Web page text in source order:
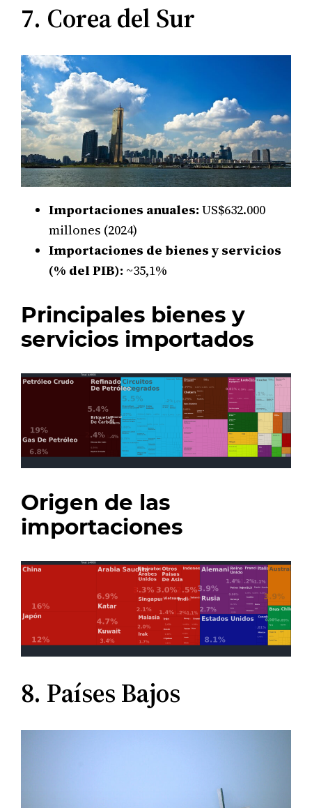
7. Corea del Sur
Importaciones anuales: US$632.000
millones (2024)
Importaciones de bienes y servicios
(% del PIB): ~35,1%
Principales bienes y
servicios importados
Origen de las
importaciones
8. Países Bajos